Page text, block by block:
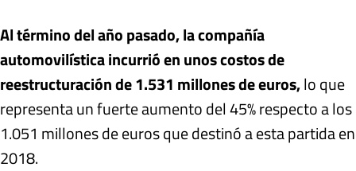
Al término del año pasado, la compañía
automovilística incurrió en unos costos de
reestructuración de 1.531 millones de euros,lo que
representa un fuerte aumento del 45% respecto a los
1.051 millones de euros que destinó a esta partida en
2018.